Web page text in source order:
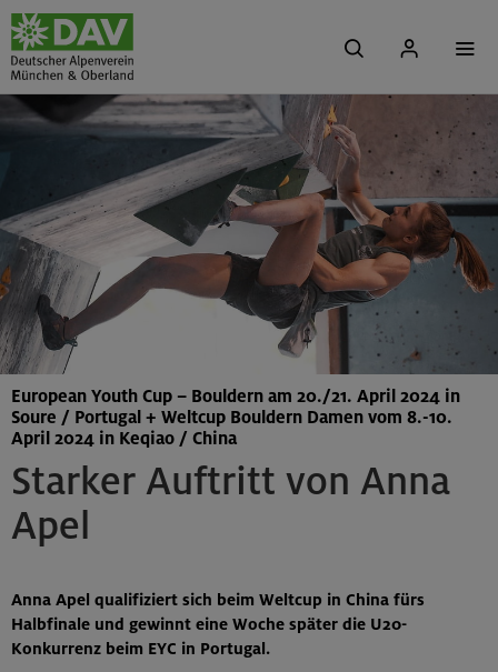
Starker Auftritt von Anna
Apel
European Youth Cup – Bouldern am 20./21. April 2024 in
Soure / Portugal + Weltcup Bouldern Damen vom 8.-10.
April 2024 in Keqiao / China
Anna Apel qualifiziert sich beim Weltcup in China fürs
Halbfinale und gewinnt eine Woche später die U20-
Konkurrenz beim EYC in Portugal.